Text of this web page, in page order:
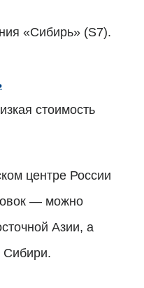
«Сибирь» (S7).
стоимость
центре России
— можно
Азии, а
Сибири.